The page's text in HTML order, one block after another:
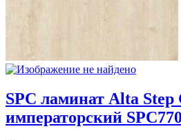
SPC ламинат Alta Step
императорский